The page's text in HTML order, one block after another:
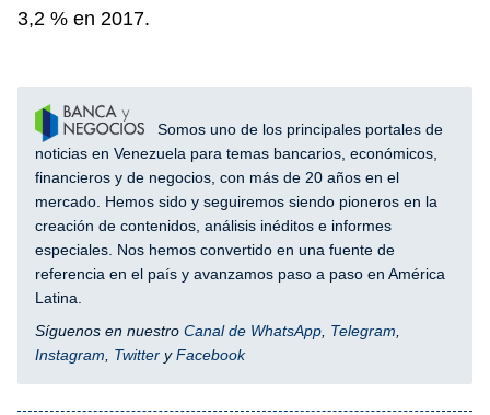
3,2 % en 2017.
Somos uno de los principales portales de
noticias en Venezuela para temas bancarios, económicos,
financieros y de negocios, con más de 20 años en el
mercado. Hemos sido y seguiremos siendo pioneros en la
creación de contenidos, análisis inéditos e informes
especiales. Nos hemos convertido en una fuente de
referencia en el país y avanzamos paso a paso en América
Latina.
Síguenos en nuestro Canal de WhatsApp, Telegram,
Instagram, Twitter yFacebook